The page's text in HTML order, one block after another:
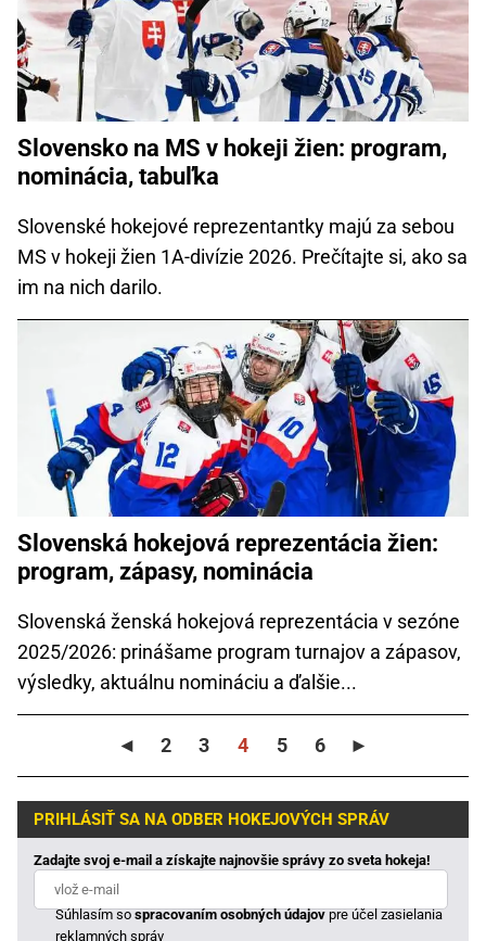
Slovensko na MS v hokeji žien: program,
nominácia, tabuľka
Slovenské hokejové reprezentantky majú za sebou
MS v hokeji žien 1A-divízie 2026. Prečítajte si, ako sa
im na nich darilo.
Slovenská hokejová reprezentácia žien:
program, zápasy, nominácia
Slovenská ženská hokejová reprezentácia v sezóne
2025/2026: prinášame program turnajov a zápasov,
výsledky, aktuálnu nomináciu a ďalšie...
◄ 2 3 4 5 6 ►
PRIHLÁSIŤ SA NA ODBER HOKEJOVÝCH SPRÁV
Zadajte svoj e-mail a získajte najnovšie správy zo sveta hokeja!
Súhlasím sospracovaním osobných údajovpre účel zasielania
reklamných správ